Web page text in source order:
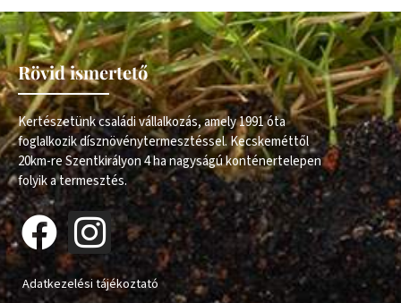
Rövid ismertető
Kertészetünk családi vállalkozás, amely 1991 óta
foglalkozik dísznövénytermesztéssel. Kecskeméttől
20km-re Szentkirályon 4 ha nagyságú konténertelepen
folyik a termesztés.
Adatkezelési tájékoztató